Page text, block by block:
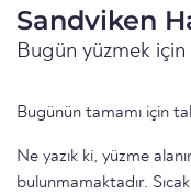
Sandviken
Bugün yüzmek
Bugünün tamamı için
Ne yazık ki, yüzme
bulunmamaktadır.